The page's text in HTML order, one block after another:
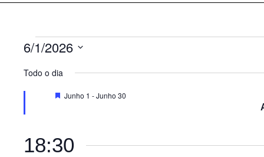
Eventos
for
Junho
1,
2026
6/1/2026
a
Todo o dia
Destaque
Junho 1 -Junho 30
18:30